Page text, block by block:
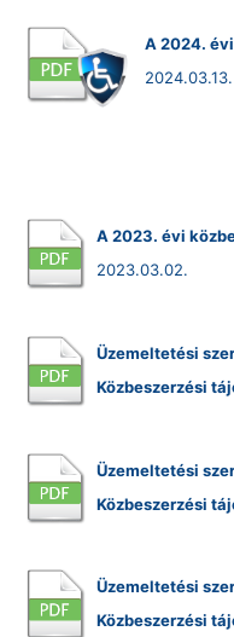
A 2024.
2024.03.13.
A 2023. évi
2023.03.02.
Üzemeltetési
Közbeszerzési
Üzemeltetési
Közbeszerzési
Üzemeltetési
Közbeszerzési